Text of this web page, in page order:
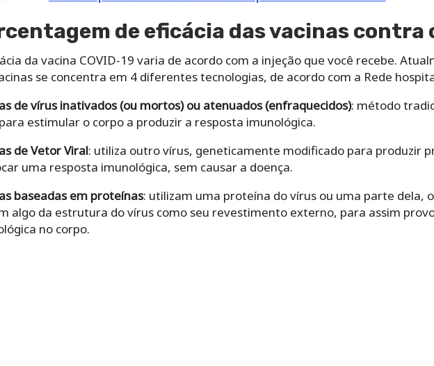
de eficácia das vacinas contra
da vacina COVID-19 varia de acordo com a injeção que você recebe.
se concentra em 4 diferentes tecnologias, de acordo com a Rede
de vírus inativados (ou mortos) ou atenuados (enfraquecidos): método
estimular o corpo a produzir a resposta imunológica.
de Vetor Viral: utiliza outro vírus, geneticamente modificado para produzir
uma resposta imunológica, sem causar a doença.
baseadas em proteínas: utilizam uma proteína do vírus ou uma parte dela,
algo da estrutura do vírus como seu revestimento externo, para assim
no corpo.